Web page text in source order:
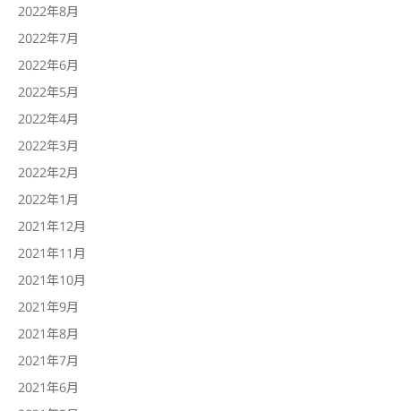
2022年8月
2022年7月
2022年6月
2022年5月
2022年4月
2022年3月
2022年2月
2022年1月
2021年12月
2021年11月
2021年10月
2021年9月
2021年8月
2021年7月
2021年6月